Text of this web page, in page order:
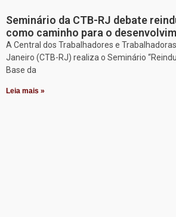
Seminário da CTB-RJ debate
como caminho para o
A Central dos Trabalhadores e
Janeiro (CTB-RJ) realiza o Seminário
Base da
Leia mais »